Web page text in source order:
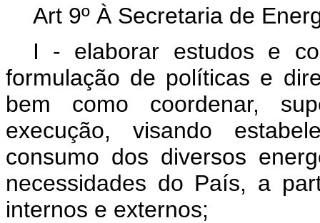
Art 9º À Secretaria de
I - elaborar estudos e
formulação de políticas e
bem como coordenar,
execução, visando
consumo dos diversos
necessidades do País, a
internos e externos;